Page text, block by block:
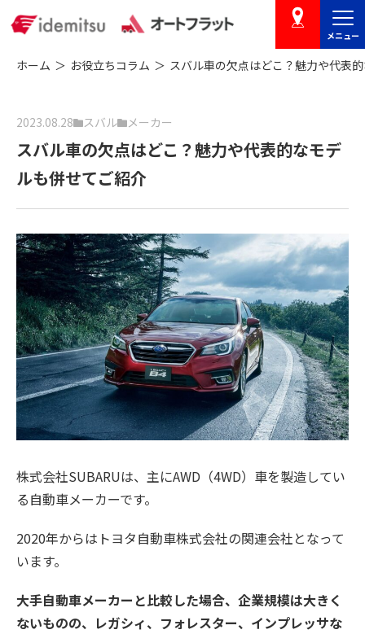
店舗を探す
メニュー
ホーム お役立ちコラム スバル車の欠点はどこ？魅力や代表
2023.08.28 スバル メーカー
スバル車の欠点はどこ？魅力や代表的なモデ
ルも併せてご紹介
株式会社SUBARUは、主にAWD（4WD）車を製造してい
る自動車メーカーです。
2020年からはトヨタ自動車株式会社の関連会社となって
います。
大手自動車メーカーと比較した場合、企業規模は大きく
ないものの、レガシィ、フォレスター、インプレッサな